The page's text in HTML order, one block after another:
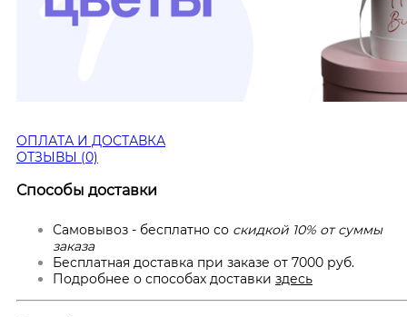
ОПЛАТА И ДОСТАВКА
ОТЗЫВЫ (0)
Способы доставки
Самовывоз - бесплатно со скидкой 10% от суммы
заказа
Бесплатная доставка при заказе от 7000 руб.
Подробнее о способах доставки здесь